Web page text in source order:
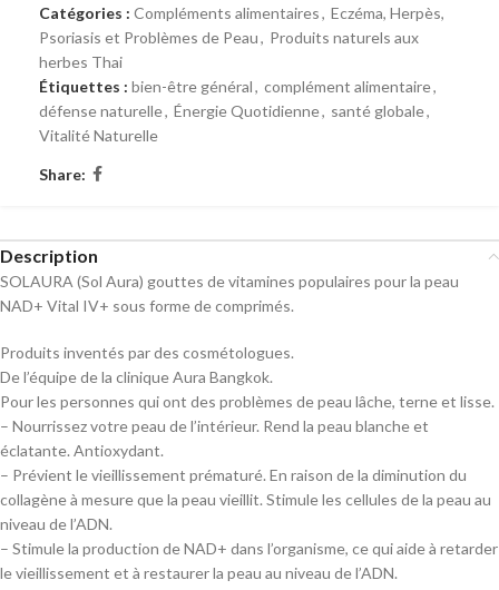
Catégories : Compléments alimentaires, Eczéma, Herpès,
Psoriasis et Problèmes de Peau, Produits naturels aux
herbes Thai
Étiquettes : bien-être général, complément alimentaire,
défense naturelle, Énergie Quotidienne, santé globale,
Vitalité Naturelle
Share:
Description
SOLAURA (Sol Aura) gouttes de vitamines populaires pour la peau
NAD+ Vital IV+ sous forme de comprimés.
Produits inventés par des cosmétologues.
De l’équipe de la clinique Aura Bangkok.
Pour les personnes qui ont des problèmes de peau lâche, terne et lisse.
– Nourrissez votre peau de l’intérieur. Rend la peau blanche et
éclatante. Antioxydant.
– Prévient le vieillissement prématuré. En raison de la diminution du
collagène à mesure que la peau vieillit. Stimule les cellules de la peau au
niveau de l’ADN.
– Stimule la production de NAD+ dans l’organisme, ce qui aide à retarder
le vieillissement et à restaurer la peau au niveau de l’ADN.